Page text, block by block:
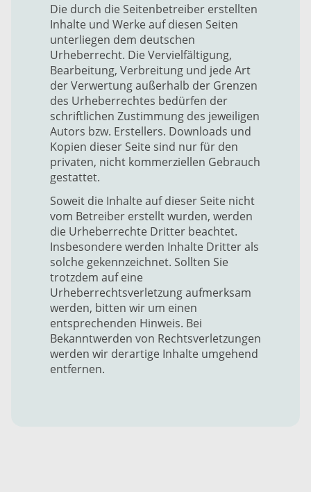
Die durch die Seitenbetreiber erstellten
Inhalte und Werke auf diesen Seiten
unterliegen dem deutschen
Urheberrecht. Die Vervielfältigung,
Bearbeitung, Verbreitung und jede Art
der Verwertung außerhalb der Grenzen
des Urheberrechtes bedürfen der
schriftlichen Zustimmung des jeweiligen
Autors bzw. Erstellers. Downloads und
Kopien dieser Seite sind nur für den
privaten, nicht kommerziellen Gebrauch
gestattet.
Soweit die Inhalte auf dieser Seite nicht
vom Betreiber erstellt wurden, werden
die Urheberrechte Dritter beachtet.
Insbesondere werden Inhalte Dritter als
solche gekennzeichnet. Sollten Sie
trotzdem auf eine
Urheberrechtsverletzung aufmerksam
werden, bitten wir um einen
entsprechenden Hinweis. Bei
Bekanntwerden von Rechtsverletzungen
werden wir derartige Inhalte umgehend
entfernen.